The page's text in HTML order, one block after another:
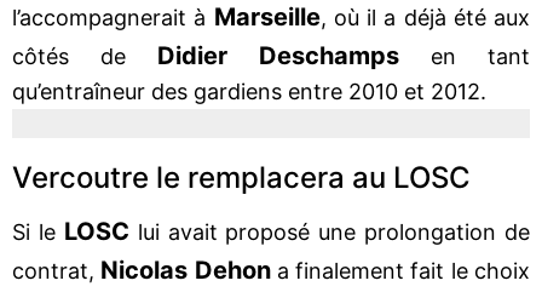
l’accompagnerait à Marseille, où il a déjà été aux
côtés de Didier Deschamps en tant
qu’entraîneur des gardiens entre 2010 et 2012.
Vercoutre le remplacera au LOSC
Si le LOSC lui avait proposé une prolongation de
contrat, Nicolas Dehona finalement fait le choix